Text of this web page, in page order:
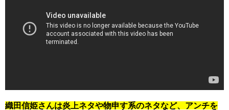
織田信姫さんは炎上ネタや物申す系のネタなど、アンチを